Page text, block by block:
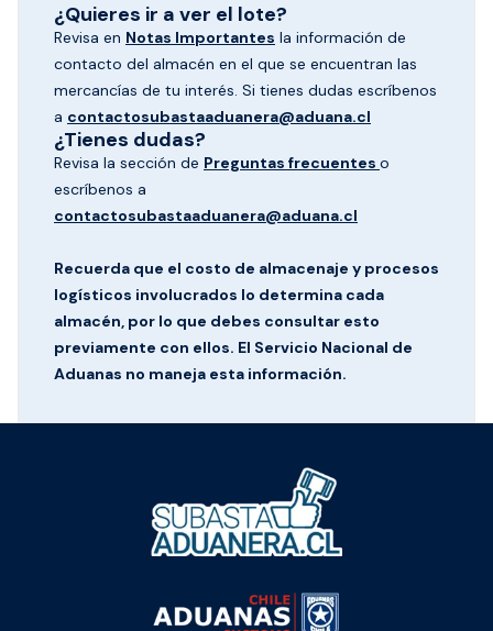
¿Quieres ir a ver el lote?
Revisa en Notas Importantes la información de
contacto del almacén en el que se encuentran las
mercancías de tu interés. Si tienes dudas escríbenos
a contactosubastaaduanera@aduana.cl
¿Tienes dudas?
Revisa la sección de Preguntas frecuentes o
escríbenos a
contactosubastaaduanera@aduana.cl
Recuerda que el costo de almacenaje y procesos
logísticos involucrados lo determina cada
almacén, por lo que debes consultar esto
previamente con ellos. El Servicio Nacional de
Aduanas no maneja esta información.